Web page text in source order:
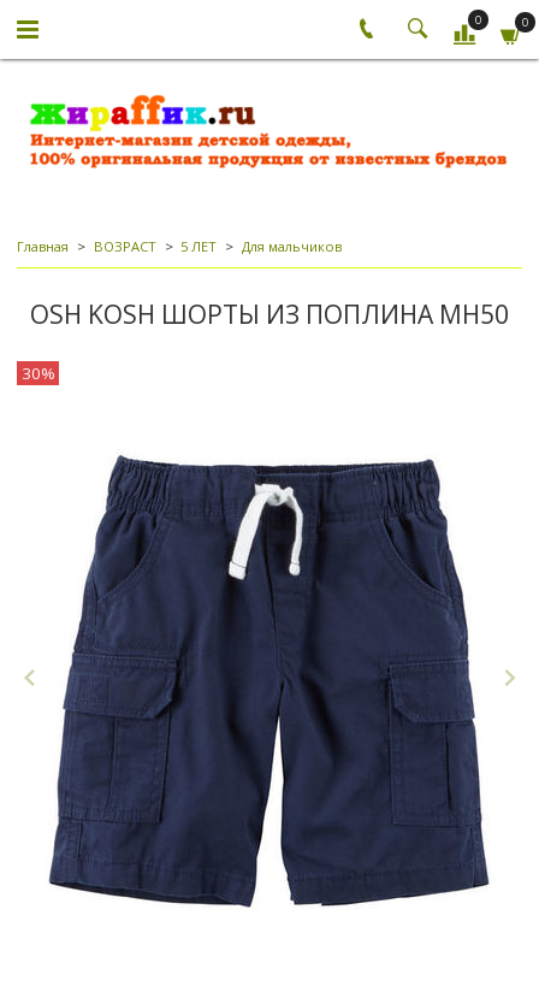
0 0
Главная ВОЗРАСТ 5 ЛЕТ Для мальчиков
OSH KOSH ШОРТЫ ИЗ ПОПЛИНА МН50
30%